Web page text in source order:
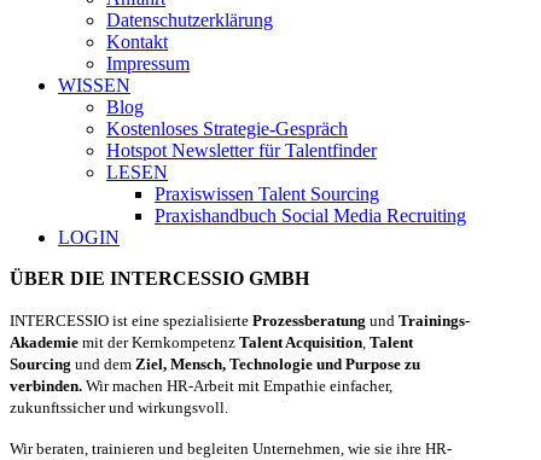
Datenschutzerklärung
Kontakt
Impressum
WISSEN
Blog
Kostenloses Strategie-Gespräch
Hotspot Newsletter für Talentfinder
LESEN
Praxiswissen Talent Sourcing
Praxishandbuch Social Media Recruiting
LOGIN
ÜBER DIE INTERCESSIO GMBH
INTERCESSIO ist eine spezialisierte Prozessberatung und Trainings-
Akademie mit der Kernkompetenz Talent Acquisition, Talent
Sourcing und dem Ziel, Mensch, Technologie und Purpose zu
verbinden. Wir machen HR-Arbeit mit Empathie einfacher,
zukunftssicher und wirkungsvoll.
Wir beraten, trainieren und begleiten Unternehmen, wie sie ihre HR-